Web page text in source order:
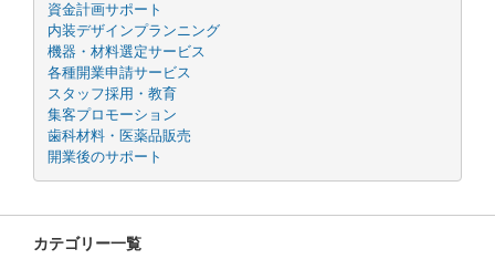
資金計画サポート
内装デザインプランニング
機器・材料選定サービス
各種開業申請サービス
スタッフ採用・教育
集客プロモーション
歯科材料・医薬品販売
開業後のサポート
カテゴリー一覧